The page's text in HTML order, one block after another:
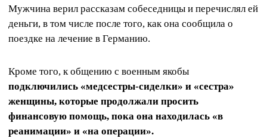
Мужчина верил рассказам собеседницы и перечислял ей
деньги, в том числе после того, как она сообщила о
поездке на лечение в Германию.
Кроме того, к общению с военным якобы
подключились «медсестры-сиделки» и «сестра»
женщины, которые продолжали просить
финансовую помощь, пока она находилась «в
реанимации» и «на операции».